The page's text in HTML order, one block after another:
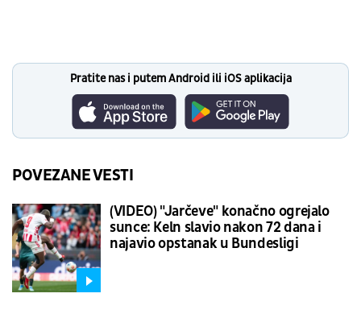
Pratite nas i putem Android ili iOS aplikacija
POVEZANE VESTI
(VIDEO) "Jarčeve" konačno ogrejalo
sunce: Keln slavio nakon 72 dana i
najavio opstanak u Bundesligi